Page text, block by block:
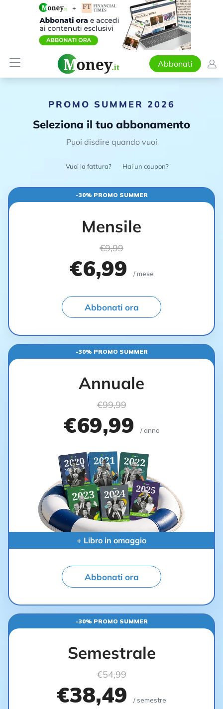
Abbonati
PROMO SUMMER 2026
Seleziona il tuo abbonamento
Puoi disdire quando vuoi
Vuoi la fattura? Hai un coupon?
-30% PROMO SUMMER
Mensile
€9,99
€6,99 / mese
Abbonati ora
-30% PROMO SUMMER
Annuale
€99,99
€69,99 / anno
+ Libro in omaggio
Abbonati ora
-30% PROMO SUMMER
Semestrale
€54,99
€38,49 / semestre